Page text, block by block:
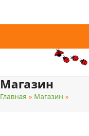
Магазин
Главная » Магазин »